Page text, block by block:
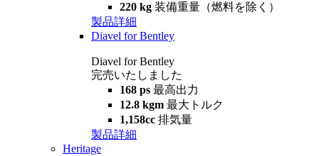
220 kg 装備重量（燃料を除く）
製品詳細
Diavel for Bentley
Diavel for Bentley
完売いたしました
168 ps 最高出力
12.8 kgm 最大トルク
1,158cc 排気量
製品詳細
Heritage